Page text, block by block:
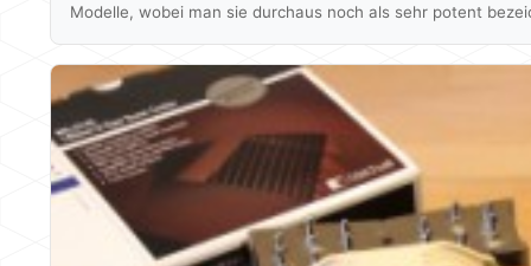
Modelle, wobei man sie durchaus noch als sehr potent
ähnlichem Konstruktionsstil. Die…